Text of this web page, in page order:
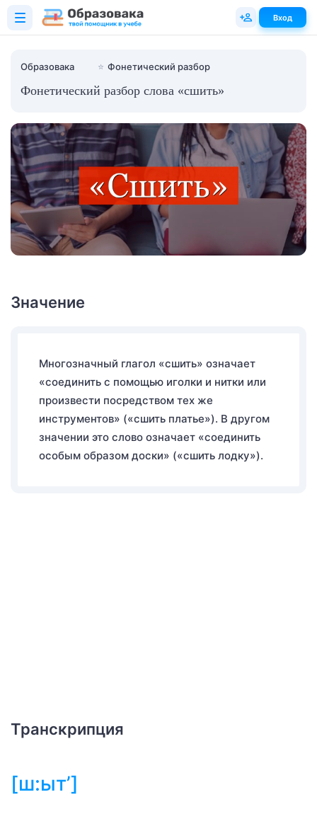
Образовака ⭐ Фонетический разбор
Фонетический разбор слова «сшить»
Значение
Многозначный глагол «сшить» означает
«соединить с помощью иголки и нитки или
произвести посредством тех же
инструментов» («сшить платье»). В другом
значении это слово означает «соединить
особым образом доски» («сшить лодку»).
Транскрипция
[ш:ыт’]
Вход